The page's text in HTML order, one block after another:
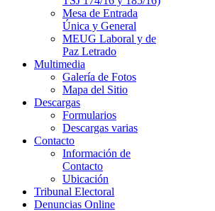
Mesa de Entrada
Única y General
MEUG Laboral y de
Paz Letrado
Multimedia
Galería de Fotos
Mapa del Sitio
Descargas
Formularios
Descargas varias
Contacto
Información de
Contacto
Ubicación
Tribunal Electoral
Denuncias Online